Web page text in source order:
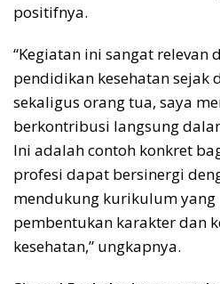
positifnya.
“Kegiatan ini sangat relevan
pendidikan kesehatan sejak
sekaligus orang tua, saya
berkontribusi langsung
Ini adalah contoh konkret
profesi dapat bersinergi
mendukung kurikulum
pembentukan karakter dan
kesehatan,” ungkapnya.